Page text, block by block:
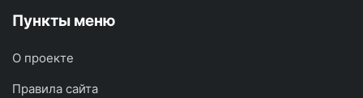
Пункты меню
О проекте
Правила сайта